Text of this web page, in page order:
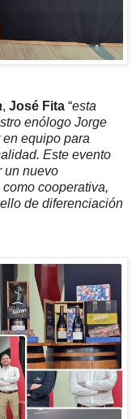
, José Fita “esta
enólogo Jorge
equipo para
Este evento
un nuevo
cooperativa,
de diferenciación